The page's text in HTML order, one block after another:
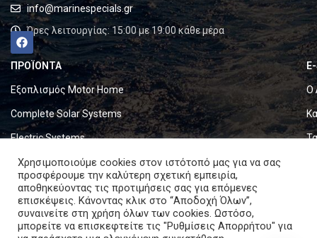
info@marinespecials.gr
Ώρες λειτουργίας: 15:00 με 19:00 κάθε μέρα
ΠΡΟΪΟΝΤΑ
Εξοπλισμός Motor Home
Complete Solar Systems
Electric Systems
Batteries
Set & Fold Solar Panels
Marine Equipment
Ο
Χρησιμοποιούμε cookies στον ιστότοπό μας για να σας
προσφέρουμε την καλύτερη σχετική εμπειρία,
αποθηκεύοντας τις προτιμήσεις σας για επόμενες
επισκέψεις. Κάνοντας κλικ στο “Αποδοχή Όλων”,
συναινείτε στη χρήση όλων των cookies. Ωστόσο,
μπορείτε να επισκεφτείτε τις "Ρυθμίσεις Απορρήτου" για